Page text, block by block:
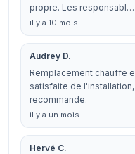
propre. Les responsabl…
il y a 10 mois
Audrey D.
Remplacement chauffe
satisfaite de
recommande.
il y a un mois
Hervé C.